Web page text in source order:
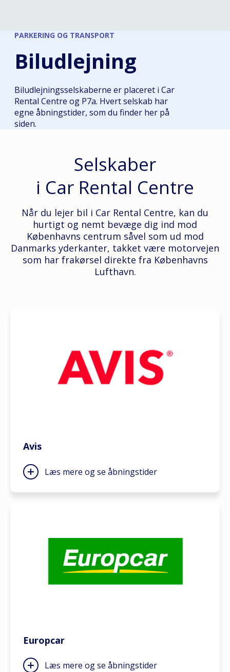
PARKERING OG TRANSPORT
Biludlejning
Biludlejningsselskaberne er placeret i Car
Rental Centre og P7a. Hvert selskab har
egne åbningstider, som du finder her på
siden.
Selskaber
i Car Rental Centre
Når du lejer bil i Car Rental Centre, kan du
hurtigt og nemt bevæge dig ind mod
Københavns centrum såvel som ud mod
Danmarks yderkanter, takket være motorvejen
som har frakørsel direkte fra Københavns
Lufthavn.
Avis
Læs mere og se åbningstider
Europcar
Læs mere og se åbningstider